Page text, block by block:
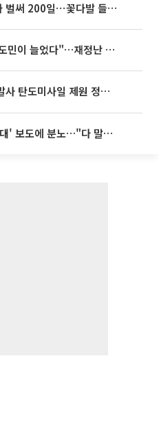
아옳이, 한의사 김형배와 벌써 200일⋯꽃다발 들고 "프러포즈 아냐"
추미애 "복지가 아니라 도민이 늘었다"…재정난 책임론 정면돌파
도미사일 제원 정밀분석 중"
박문성, 축구협회 '성 접대' 보도에 분노…"다 말아먹으려고 작정했나"